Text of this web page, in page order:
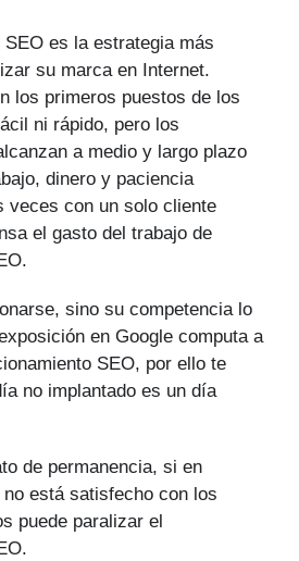
SEO es la estrategia más
su marca en Internet.
los primeros puestos de los
ni rápido, pero los
a medio y largo plazo
dinero y paciencia
con un solo cliente
el gasto del trabajo de
sino su competencia lo
en Google computa a
SEO, por ello te
no implantado es un día
de permanencia, si en
está satisfecho con los
puede paralizar el